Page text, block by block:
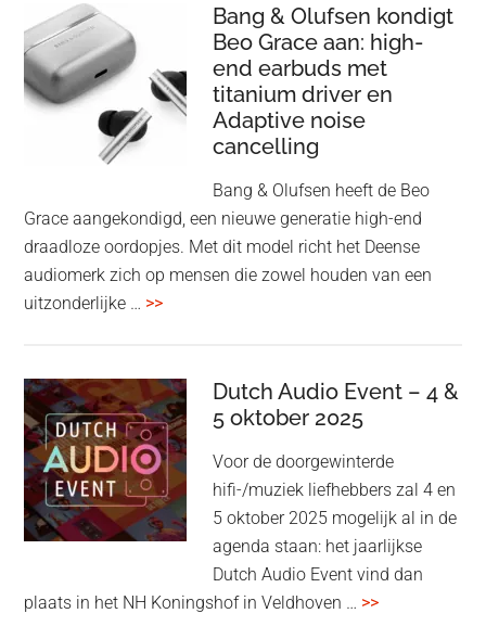
nu
ook
in
‘lossless’
kwaliteit
Bang & Olufsen kondigt
Beo Grace aan: high-
end earbuds met
titanium driver en
Adaptive noise
cancelling
Bang & Olufsen heeft de Beo
Grace aangekondigd, een nieuwe generatie high-end
draadloze oordopjes. Met dit model richt het Deense
audiomerk zich op mensen die zowel houden van een
uitzonderlijke … >>overBang
kondigt
Beo
Grace
aan:
high-
end
earbuds
titanium
Dutch Audio Event – 4 &
5 oktober 2025
Voor de doorgewinterde
hifi-/muziek liefhebbers zal 4 en
5 oktober 2025 mogelijk al in de
agenda staan: het jaarlijkse
Dutch Audio Event vind dan
plaats in het NH Koningshof in Veldhoven … >>overDutch